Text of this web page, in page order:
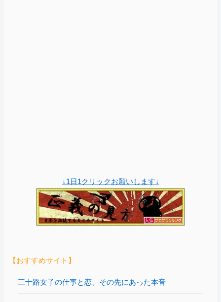
↓1日1クリックお願いします↓
【おすすめサイト】
三十路女子の仕事と恋、その先にあった本音